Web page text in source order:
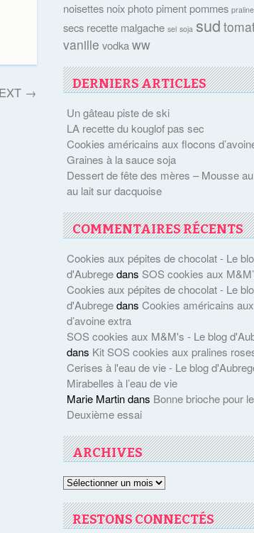
→
noisettes noix photo piment pommes
secs recette malgache sel soja sud
vanille vodka ww
DERNIERS ARTICLES
Un gâteau piste de ski
LA recette du kouglof pas sec
Cookies américains aux flocons
Graines à la sauce soja
Dessert de fête des mères – Mousse
au lait sur dacquoise
COMMENTAIRES RÉCENTS
Cookies aux pépites de chocolat - Le
d'Aubregedans SOS cookies aux
Cookies aux pépites de chocolat - Le
d'Aubregedans Cookies américains
d’avoine extra
SOS cookies aux M&M's - Le blog
dans Kit SOS cookies aux pralines
Cerises à l'eau de vie - Le blog
Mirabelles à l’eau de vie
Marie Martindans Bonne brioche pour
Deuxième essai
ARCHIVES
Archives
RESTONS CONNECTÉS